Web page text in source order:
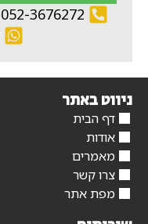
052-3676272
ניווט באתר
דף הבית
אודות
מאמרים
צרו קשר
מפת אתר